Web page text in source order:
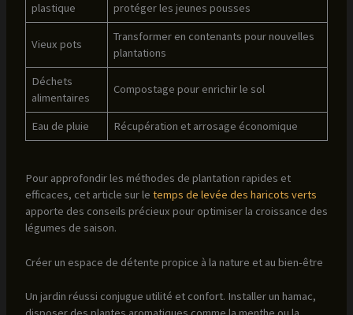
plastique
protéger les jeunes pousses
Vieux pots
Transformer en contenants pour nouvelles
plantations
Déchets
alimentaires
Compostage pour enrichir le sol
Eau de pluie Récupération et arrosage économique
Pour approfondir les méthodes de plantation rapides et
efficaces, cet article sur le temps de levée des haricots verts
apporte des conseils précieux pour optimiser la croissance des
légumes de saison.
Créer un espace de détente propice à la nature et au bien-être
Un jardin réussi conjugue utilité et confort. Installer un hamac,